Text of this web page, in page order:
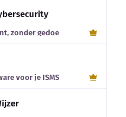
zonder gedoe
voor je ISMS